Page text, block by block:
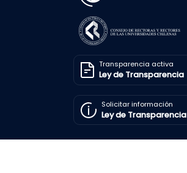
Transparencia activa
Ley de Transparencia
Solicitar información
Ley de Transparencia